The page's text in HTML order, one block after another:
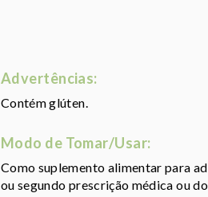
Advertências:
Contém glúten.
Modo de Tomar/Usar:
Como suplemento alimentar para
ou segundo prescrição médica ou